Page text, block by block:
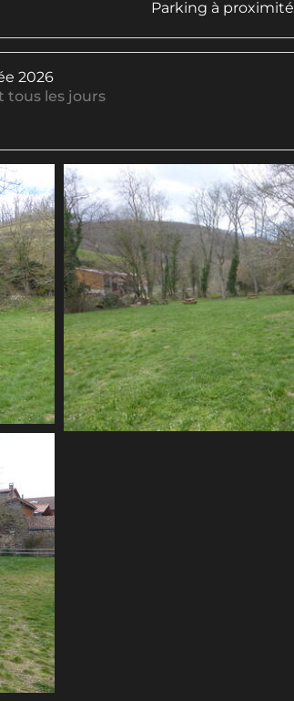
Parking à proximité
2026
tous les jours